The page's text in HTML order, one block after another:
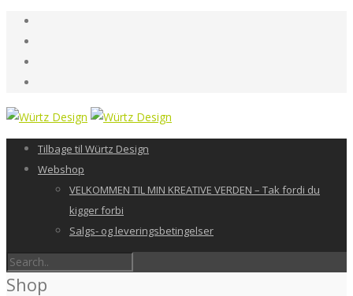
Tilbage til Würtz Design
Webshop
VELKOMMEN TIL MIN KREATIVE VERDEN – Tak fordi du
kigger forbi
Salgs- og leveringsbetingelser
Shop